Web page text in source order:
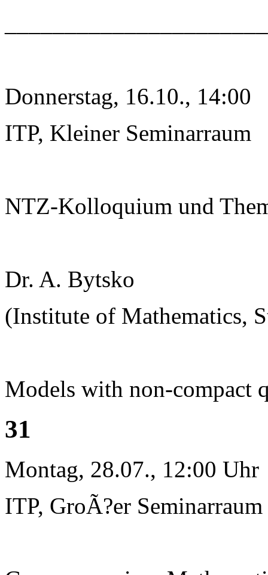
Donnerstag, 16.10., 14:00
ITP, Kleiner Seminarraum
NTZ-Kolloquium und
Dr. A. Bytsko
(Institute of Mathematics,
Models with non-compact
31
Montag, 28.07., 12:00 Uhr
ITP, GroÃ?er Seminarraum